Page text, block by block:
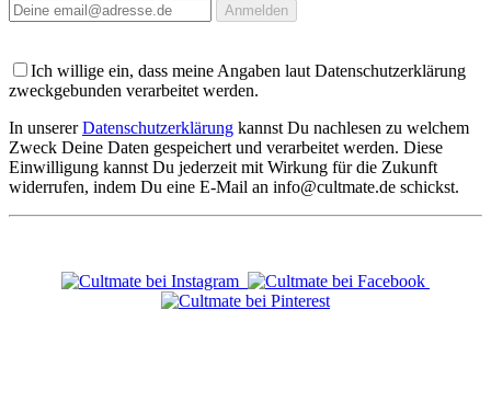
Anmelden
Ich willige ein, dass meine Angaben laut Datenschutzerklärung
zweckgebunden verarbeitet werden.
In unsererDatenschutzerklärung kannst Du nachlesen zu welchem
Zweck Deine Daten gespeichert und verarbeitet werden. Diese
Einwilligung kannst Du jederzeit mit Wirkung für die Zukunft
widerrufen, indem Du eine E-Mail an info@cultmate.de schickst.